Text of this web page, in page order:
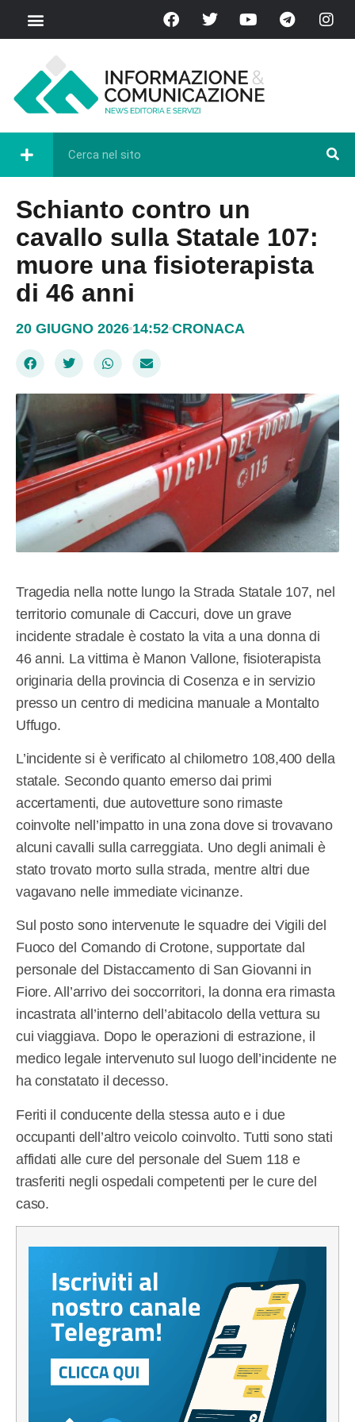
Schianto contro un
cavallo sulla Statale 107:
muore una fisioterapista
di 46 anni
20 GIUGNO 2026 14:52 CRONACA
Tragedia nella notte lungo la Strada Statale 107, nel
territorio comunale di Caccuri, dove un grave
incidente stradale è costato la vita a una donna di
46 anni. La vittima è Manon Vallone, fisioterapista
originaria della provincia di Cosenza e in servizio
presso un centro di medicina manuale a Montalto
Uffugo.
L’incidente si è verificato al chilometro 108,400 della
statale. Secondo quanto emerso dai primi
accertamenti, due autovetture sono rimaste
coinvolte nell’impatto in una zona dove si trovavano
alcuni cavalli sulla carreggiata. Uno degli animali è
stato trovato morto sulla strada, mentre altri due
vagavano nelle immediate vicinanze.
Sul posto sono intervenute le squadre dei Vigili del
Fuoco del Comando di Crotone, supportate dal
personale del Distaccamento di San Giovanni in
Fiore. All’arrivo dei soccorritori, la donna era rimasta
incastrata all’interno dell’abitacolo della vettura su
cui viaggiava. Dopo le operazioni di estrazione, il
medico legale intervenuto sul luogo dell’incidente ne
ha constatato il decesso.
Feriti il conducente della stessa auto e i due
occupanti dell’altro veicolo coinvolto. Tutti sono stati
affidati alle cure del personale del Suem 118 e
trasferiti negli ospedali competenti per le cure del
caso.